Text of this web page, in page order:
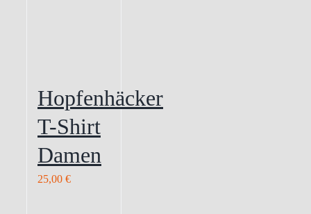
Hopfenhäcker
T-Shirt
Damen
25,00 €